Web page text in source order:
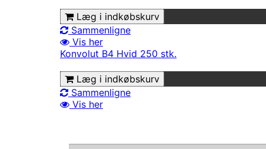
Læg i indkøbskurv
Sammenligne
Vis her
Konvolut B4 Hvid 250 stk.
Læg i indkøbskurv
Sammenligne
Vis her